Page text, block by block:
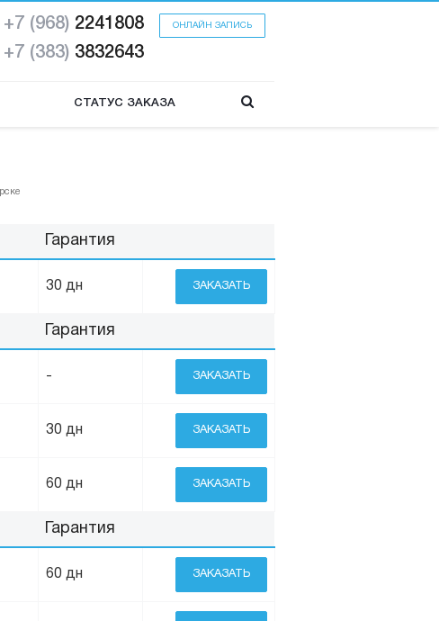
ОНЛАЙН ЗАПИСЬ
+7 (968) 2241808
+7 (383) 3832643
СТАТУС ЗАКАЗА
Гарантия
30 дн ЗАКАЗАТЬ
Гарантия
- ЗАКАЗАТЬ
30 дн ЗАКАЗАТЬ
60 дн ЗАКАЗАТЬ
Гарантия
60 дн ЗАКАЗАТЬ